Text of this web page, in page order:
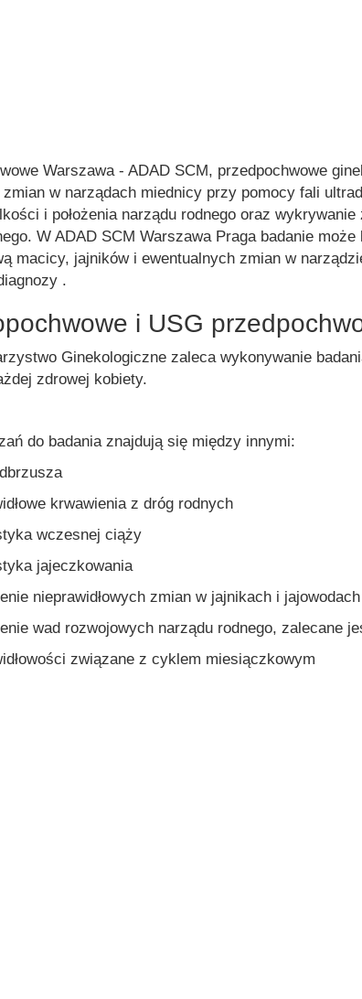
Warszawa - ADAD SCM, przedpochwowe
zmian w narządach miednicy przy pomocy fali
i położenia narządu rodnego oraz
W ADAD SCM Warszawa Praga badanie
macicy, jajników i ewentualnych zmian w
.
i USG
Ginekologiczne zaleca wykonywanie
zdrowej kobiety.
do badania znajdują się między innymi:
krwawienia z dróg rodnych
wczesnej ciąży
jajeczkowania
nieprawidłowych zmian w jajnikach i jajowodach
wad rozwojowych narządu rodnego, zalecane
związane z cyklem miesiączkowym